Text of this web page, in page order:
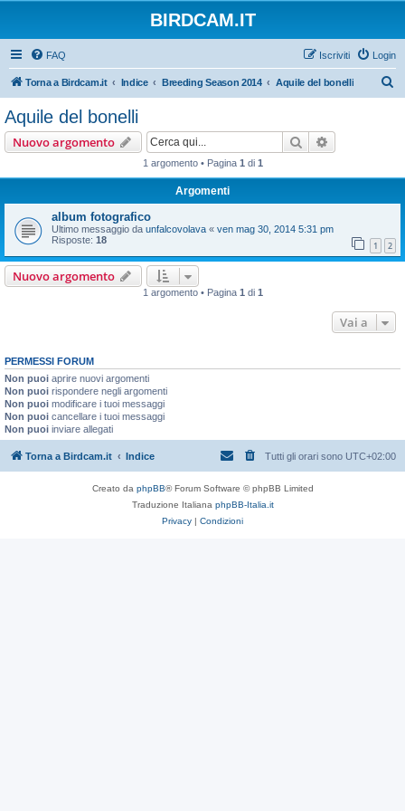
BIRDCAM.IT
FAQ Login
Iscriviti
Torna a Birdcam.it Indice Breeding Season 2014 Aquile del bonelli
Aquile del bonelli
Nuovo argomento Cerca
1 argomento • Pagina 1 di 1
Argomenti
album fotografico
Ultimo messaggio da unfalcovolava « ven mag 30, 2014 5:31 pm
Risposte: 18 1 2
Nuovo argomento
1 argomento • Pagina 1 di 1
Vai a
PERMESSI FORUM
Non puoi aprire nuovi argomenti
Non puoi rispondere negli argomenti
Non puoi modificare i tuoi messaggi
Non puoi cancellare i tuoi messaggi
Non puoi inviare allegati
Torna a Birdcam.it Indice Tutti gli orari sono UTC+02:00
Creato da phpBB® Forum Software © phpBB Limited
Traduzione Italiana phpBB-Italia.it
Privacy | Condizioni